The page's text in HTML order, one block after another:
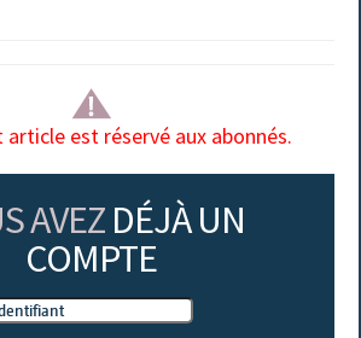
article est réservé aux abonnés.
AVEZ DÉJÀ UN
COMPTE